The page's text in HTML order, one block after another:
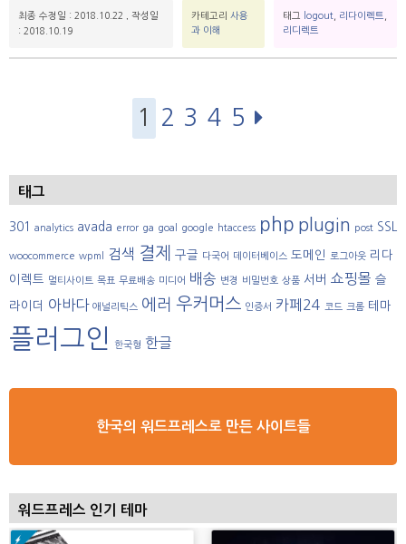
최종 수정일 : 2018.10.22 , 작성일
: 2018.10.19
카테고리 사용
과 이해
태그 logout 리다이렉트
리디렉트
록
1 2 3 4 5
태그
301 analytics avada error ga goal google htaccess php plugin post SSL
woocommerce wpml 검색 결제 구글 다국어 데이터베이스 도메인 로그아웃 리다
이렉트 멀티사이트 목표 무료배송 미디어 배송 변경 비밀번호 상품 서버 쇼핑몰 슬
라이더 아바다 애널리틱스 에러 우커머스 인증서 카페24 코드 크롬 테마
플러그인 한국형 한글
한국의 워드프레스로 만든 사이트들
워드프레스 인기 테마